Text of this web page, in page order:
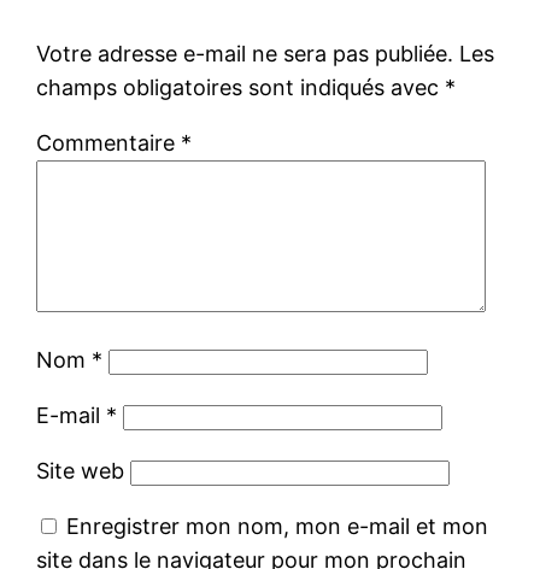
Votre adresse e-mail ne sera pas publiée. Les
champs obligatoires sont indiqués avec *
Commentaire *
Nom *
E-mail *
Site web
Enregistrer mon nom, mon e-mail et mon
site dans le navigateur pour mon prochain